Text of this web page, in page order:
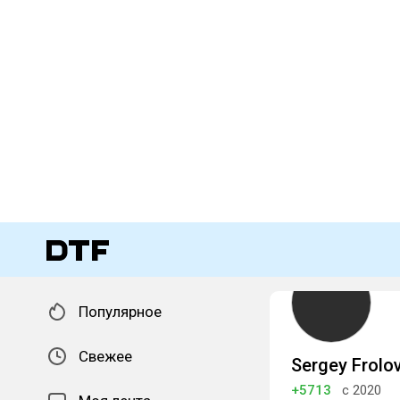
Популярное
Свежее Sergey
+5713 с 2020